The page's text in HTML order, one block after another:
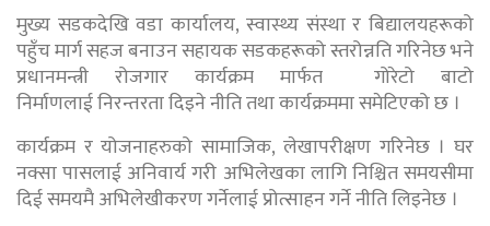
मुख्य सडकदेखि वडा कार्यालय, स्वास्थ्य संस्था र बिद्यालयहरूको
पहुँच मार्ग सहज बनाउन सहायक सडकहरूको स्तरोन्नति गरिनेछ भने
प्रधानमन्त्री रोजगार कार्यक्रम मार्फत गोरेटो बाटो
निर्माणलाई निरन्तरता दिइने नीति तथा कार्यक्रममा समेटिएको छ ।
कार्यक्रम र योजनाहरुको सामाजिक, लेखापरीक्षण गरिनेछ । घर
नक्सा पासलाई अनिवार्य गरी अभिलेखका लागि निश्चित समयसीमा
दिई समयमै अभिलेखीकरण गर्नेलाई प्रोत्साहन गर्ने नीति लिइनेछ ।